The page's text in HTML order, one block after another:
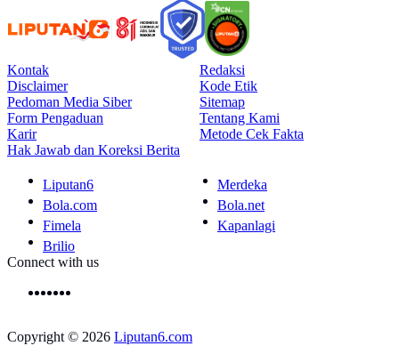
Kontak
Redaksi
Disclaimer
Kode Etik
Pedoman Media Siber
Sitemap
Form Pengaduan
Tentang Kami
Karir
Metode Cek Fakta
Hak Jawab dan Koreksi Berita
Liputan6
Merdeka
Bola.com
Bola.net
Fimela
Kapanlagi
Brilio
Connect with us
Copyright © 2026 Liputan6.com